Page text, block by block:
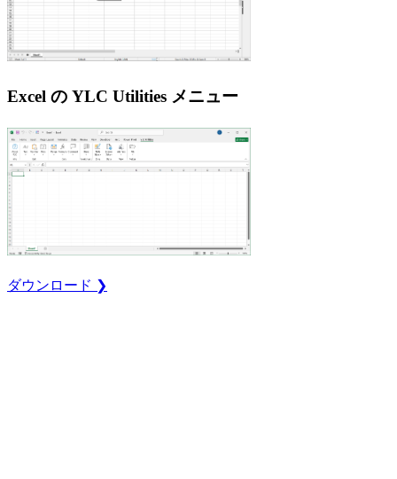
Excel の YLC Utilities メニュー
ダウンロード ❯